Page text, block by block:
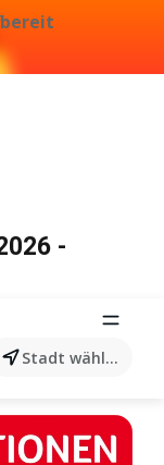
Produkten...
Stadt wählen
-